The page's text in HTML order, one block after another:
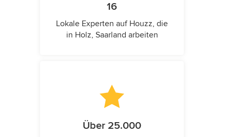
16
Lokale Experten auf Houzz, die
in Holz, Saarland arbeiten
Über 25.000